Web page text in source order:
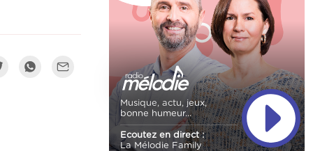
Musique, actu, jeux,
bonne humeur...
Ecoutez en direct :
La Mélodie Family